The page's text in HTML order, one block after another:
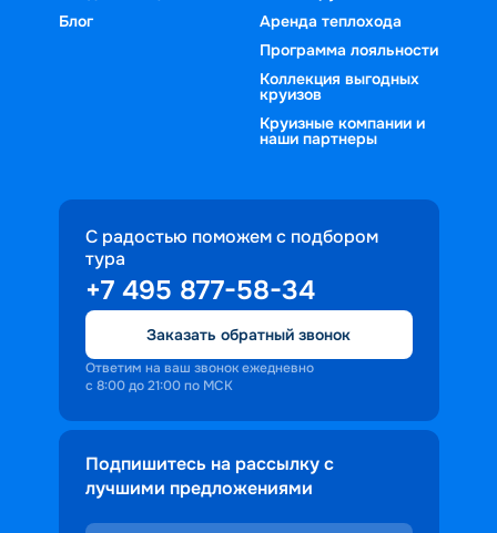
Блог
Аренда теплохода
Программа лояльности
Коллекция выгодных
круизов
Круизные компании и
наши партнеры
С радостью поможем с подбором
тура
+7 495 877-58-34
Заказать обратный звонок
Ответим на ваш звонок ежедневно
с 8:00 до 21:00 по МСК
Подпишитесь на рассылку с
лучшими предложениями